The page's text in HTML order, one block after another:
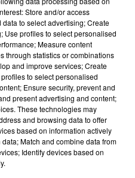
03/25 À 07H30
dans le Cantal,
avec les reportages
terrain .
Store and/or access
to select advertising; Create
Use profiles to select personalised
Measure content
through statistics or combinations
and improve services; Create
to select personalised
Ensure security, prevent and
present advertising and content;
These technologies may
and browsing data to offer
based on information actively
Match and combine data from
Identify devices based on